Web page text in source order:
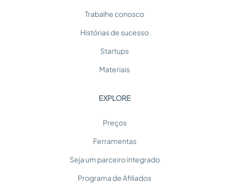
Trabalhe conosco
Histórias de sucesso
Startups
Materiais
EXPLORE
Preços
Ferramentas
Seja um parceiro integrado
Programa de Afiliados